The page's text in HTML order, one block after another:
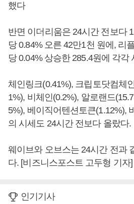
했다
반면 이더리움은 24시간 전보다
당 0.84% 오른 42만1천 원에, 리
당 0.04% 상승한 285.4원에 각각
체인링크(0.41%), 크립토닷컴체
1%), 비체인(0.2%), 알로랜드
5%), 베이직어텐션토큰(1.12%),
의 시세도 24시간 전보다 올랐다.
웨이브와 오브스는 24시간 전과
다. [비즈니스포스트 고두형 기자]
인기기사